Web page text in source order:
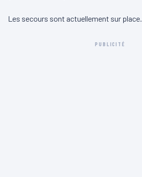
Les secours sont actuellement sur place.
PUBLICITÉ